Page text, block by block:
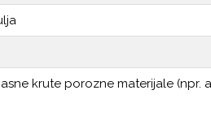
krute porozne materijale (npr.